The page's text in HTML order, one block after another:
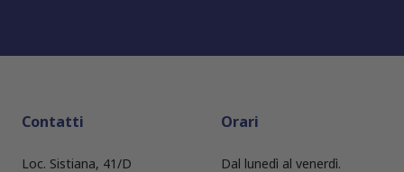
Contatti
Loc. Sistiana, 41/D
Orari
Dal lunedì al venerdì.